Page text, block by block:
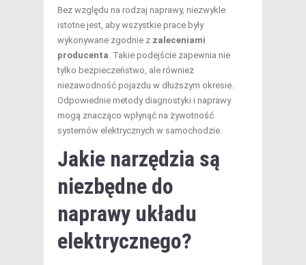
Bez względu na rodzaj naprawy, niezwykle
istotne jest, aby wszystkie prace były
wykonywane zgodnie z zaleceniami
producenta . Takie podejście zapewnia nie
tylko bezpieczeństwo, ale również
niezawodność pojazdu w dłuższym okresie.
Odpowiednie metody diagnostyki i naprawy
mogą znacząco wpłynąć na żywotność
systemów elektrycznych w samochodzie.
Jakie narzędzia są
niezbędne do
naprawy układu
elektrycznego?